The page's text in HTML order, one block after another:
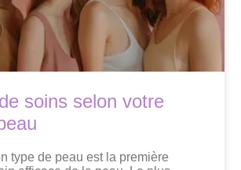
soins selon votre
type de peau est la première